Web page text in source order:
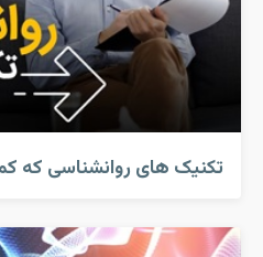
تکنیک های روانشناسی که